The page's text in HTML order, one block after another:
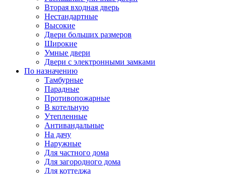
Вторая входная дверь
Нестандартные
Высокие
Двери больших размеров
Широкие
Умные двери
Двери с электронными замками
По назначению
Тамбурные
Парадные
Противопожарные
В котельную
Утепленные
Антивандальные
На дачу
Наружные
Для частного дома
Для загородного дома
Для коттеджа